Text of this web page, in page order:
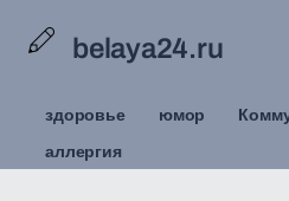
belaya24.ru
здоровье юмор
аллергия